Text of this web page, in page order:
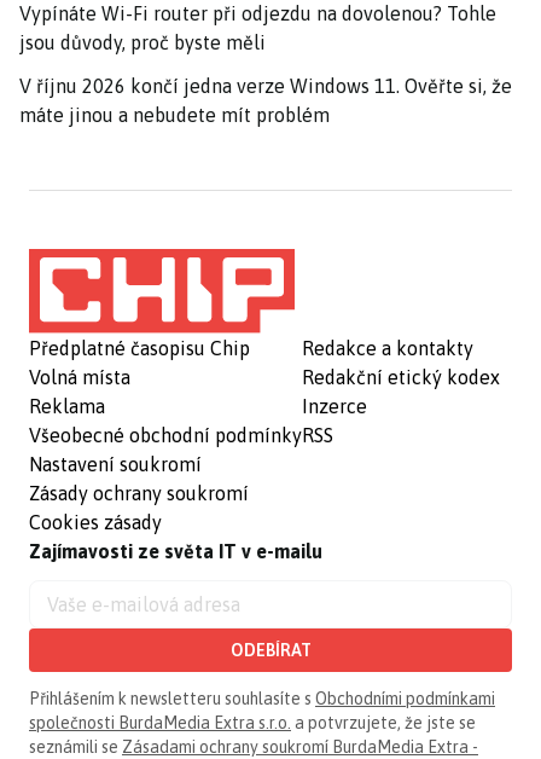
Vypínáte Wi-Fi router při odjezdu na dovolenou? Tohle
jsou důvody, proč byste měli
V říjnu 2026 končí jedna verze Windows 11. Ověřte si, že
máte jinou a nebudete mít problém
Předplatné časopisu Chip
Volná místa
Reklama
Všeobecné obchodní podmínky
Nastavení soukromí
Zásady ochrany soukromí
Cookies zásady
Redakce a kontakty
Redakční etický kodex
Inzerce
RSS
Zajímavosti ze světa IT v e-mailu
ODEBÍRAT
Přihlášením k newsletteru souhlasíte s Obchodními podmínkami
společnosti BurdaMedia Extra s.r.o. a potvrzujete, že jste se
seznámili se Zásadami ochrany soukromí BurdaMedia Extra -